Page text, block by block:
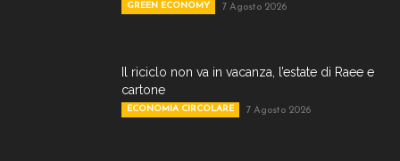
GREEN ECONOMY 7 Agosto 2026
Il riciclo non va in vacanza, l’estate di Raee e
cartone
ECONOMIA CIRCOLARE 7 Agosto 2026